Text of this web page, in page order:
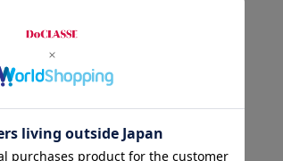
トップページへ